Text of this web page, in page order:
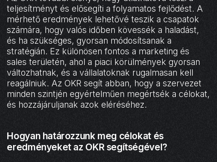
teljesítményt és elősegíti a folyamatos fejlődést. A
mérhető eredmények lehetővé teszik a csapatok
számára, hogy valós időben kövessék a haladást,
és ha szükséges, gyorsan módosítsanak a
stratégián. Ez különösen fontos a marketing és
sales területén, ahol a piaci körülmények gyorsan
változhatnak, és a vállalatoknak rugalmasan kell
reagálniuk. Az OKR segít abban, hogy a szervezet
minden szintjén egyértelműen megértsék a célokat,
és hozzájáruljanak azok eléréséhez.
Hogyan határozzunk meg célokat és
eredményeket az OKR segítségével?